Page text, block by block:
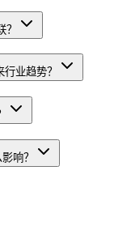
业趋势？
响？